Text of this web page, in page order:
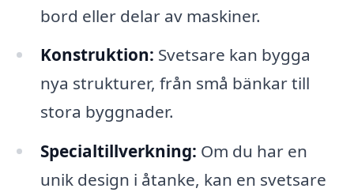
bord eller delar av maskiner.
Konstruktion: Svetsare kan bygga
nya strukturer, från små bänkar till
stora byggnader.
Specialtillverkning: Om du har en
unik design i åtanke, kan en svetsare